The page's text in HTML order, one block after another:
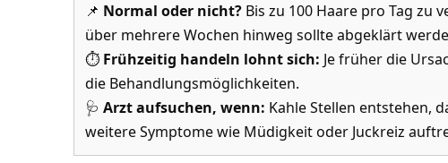
📌 Normal oder nicht?Bis zu 100 Haare pro Tag zu
über mehrere Wochen hinweg sollte abgeklärt
⏱️ Frühzeitig handeln lohnt sich: Je früher die
die Behandlungsmöglichkeiten.
🩺 Arzt aufsuchen, wenn: Kahle Stellen entstehen,
weitere Symptome wie Müdigkeit oder Juckreiz